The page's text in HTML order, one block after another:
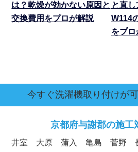
は？乾燥が効かない原因と
交換費用をプロが解説
と直
W114
をプ
今すぐ洗濯機取り付けが
京都府与謝郡の施工
井室 大原 蒲入 亀島 菅野